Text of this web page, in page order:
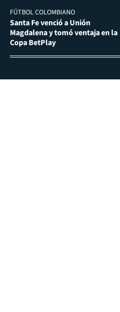
FÚTBOL COLOMBIANO
Santa Fe venció a Unión
Magdalena y tomó ventaja en la
Copa BetPlay